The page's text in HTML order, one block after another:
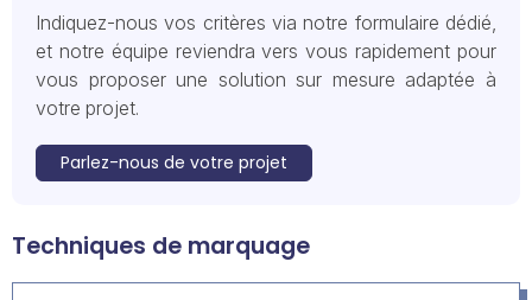
Indiquez-nous vos critères via notre formulaire dédié,
et notre équipe reviendra vers vous rapidement pour
vous proposer une solution sur mesure adaptée à
votre projet.
Parlez-nous de votre projet
Techniques de marquage